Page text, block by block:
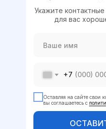
+7
Оставляя на сайте свои
вы соглашаетесь с
Укажите
для вас